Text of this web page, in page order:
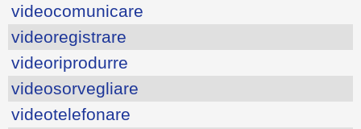
videocomunicare
videoregistrare
videoriprodurre
videosorvegliare
videotelefonare